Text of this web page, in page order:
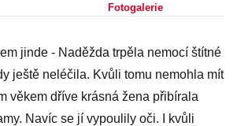
zoufale volá po
Stalina,
kterému sám
pomohl k moci
Fotogalerie
jinde - Naděžda trpěla nemocí štítné
ještě neléčila. Kvůli tomu nemohla mít
věkem dříve krásná žena přibírala
Navíc se jí vypoulily oči. I kvůli